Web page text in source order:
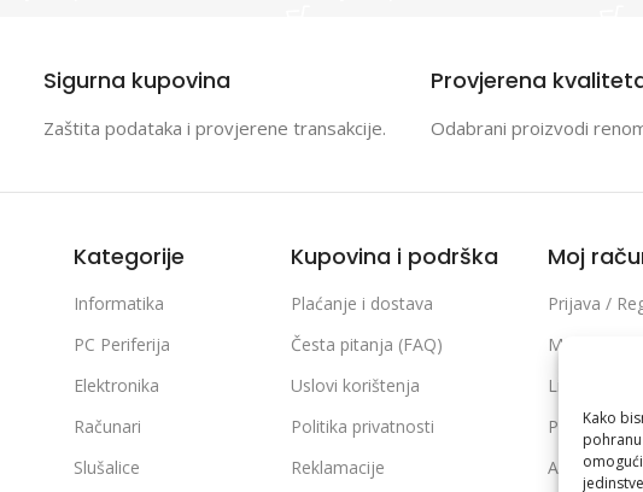
Kako
Sigurna kupovina
Zaštita podataka i provjerene transakcije.
Provjerena
Odabrani proizvodi
Kategorije
Informatika
PC Periferija
Elektronika
Računari
Slušalice
Kupovina i podrška
Plaćanje i dostava
Česta pitanja (FAQ)
Uslovi korištenja
Politika privatnosti
Reklamacije
Moj
Prijava /
Moje
Lista želja
Poređenje
Adrese i